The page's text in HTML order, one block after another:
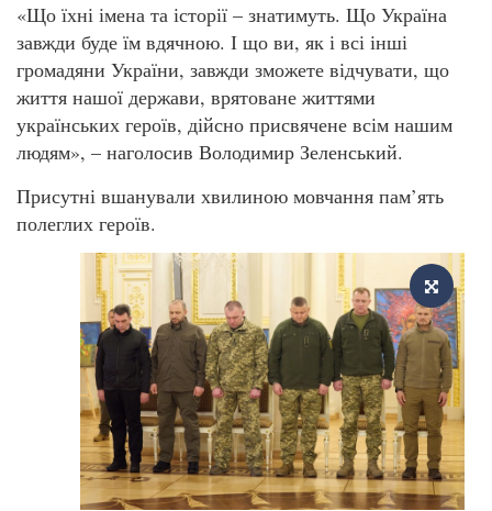
«Що їхні імена та історії – знатимуть. Що Україна
завжди буде їм вдячною. І що ви, як і всі інші
громадяни України, завжди зможете відчувати, що
життя нашої держави, врятоване життями
українських героїв, дійсно присвячене всім нашим
людям», – наголосив Володимир Зеленський.
Присутні вшанували хвилиною мовчання пам’ять
полеглих героїв.